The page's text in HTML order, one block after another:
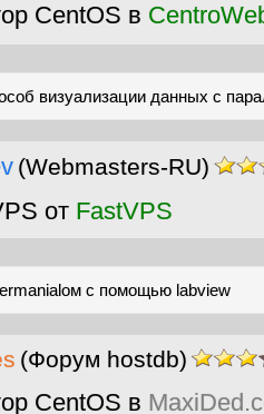
CentOS в
визуализации данных с
(Webmasters-RU)
от FastVPS
с помощью labview
(Форум hostdb)
CentOS в